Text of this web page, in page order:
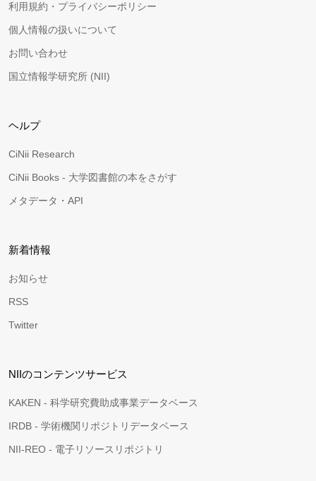
利用規約・プライバシーポリシー
個人情報の扱いについて
お問い合わせ
国立情報学研究所 (NII)
ヘルプ
CiNii Research
CiNii Books - 大学図書館の本をさがす
メタデータ・API
新着情報
お知らせ
RSS
Twitter
NIIのコンテンツサービス
KAKEN - 科学研究費助成事業データベース
IRDB - 学術機関リポジトリデータベース
NII-REO - 電子リソースリポジトリ